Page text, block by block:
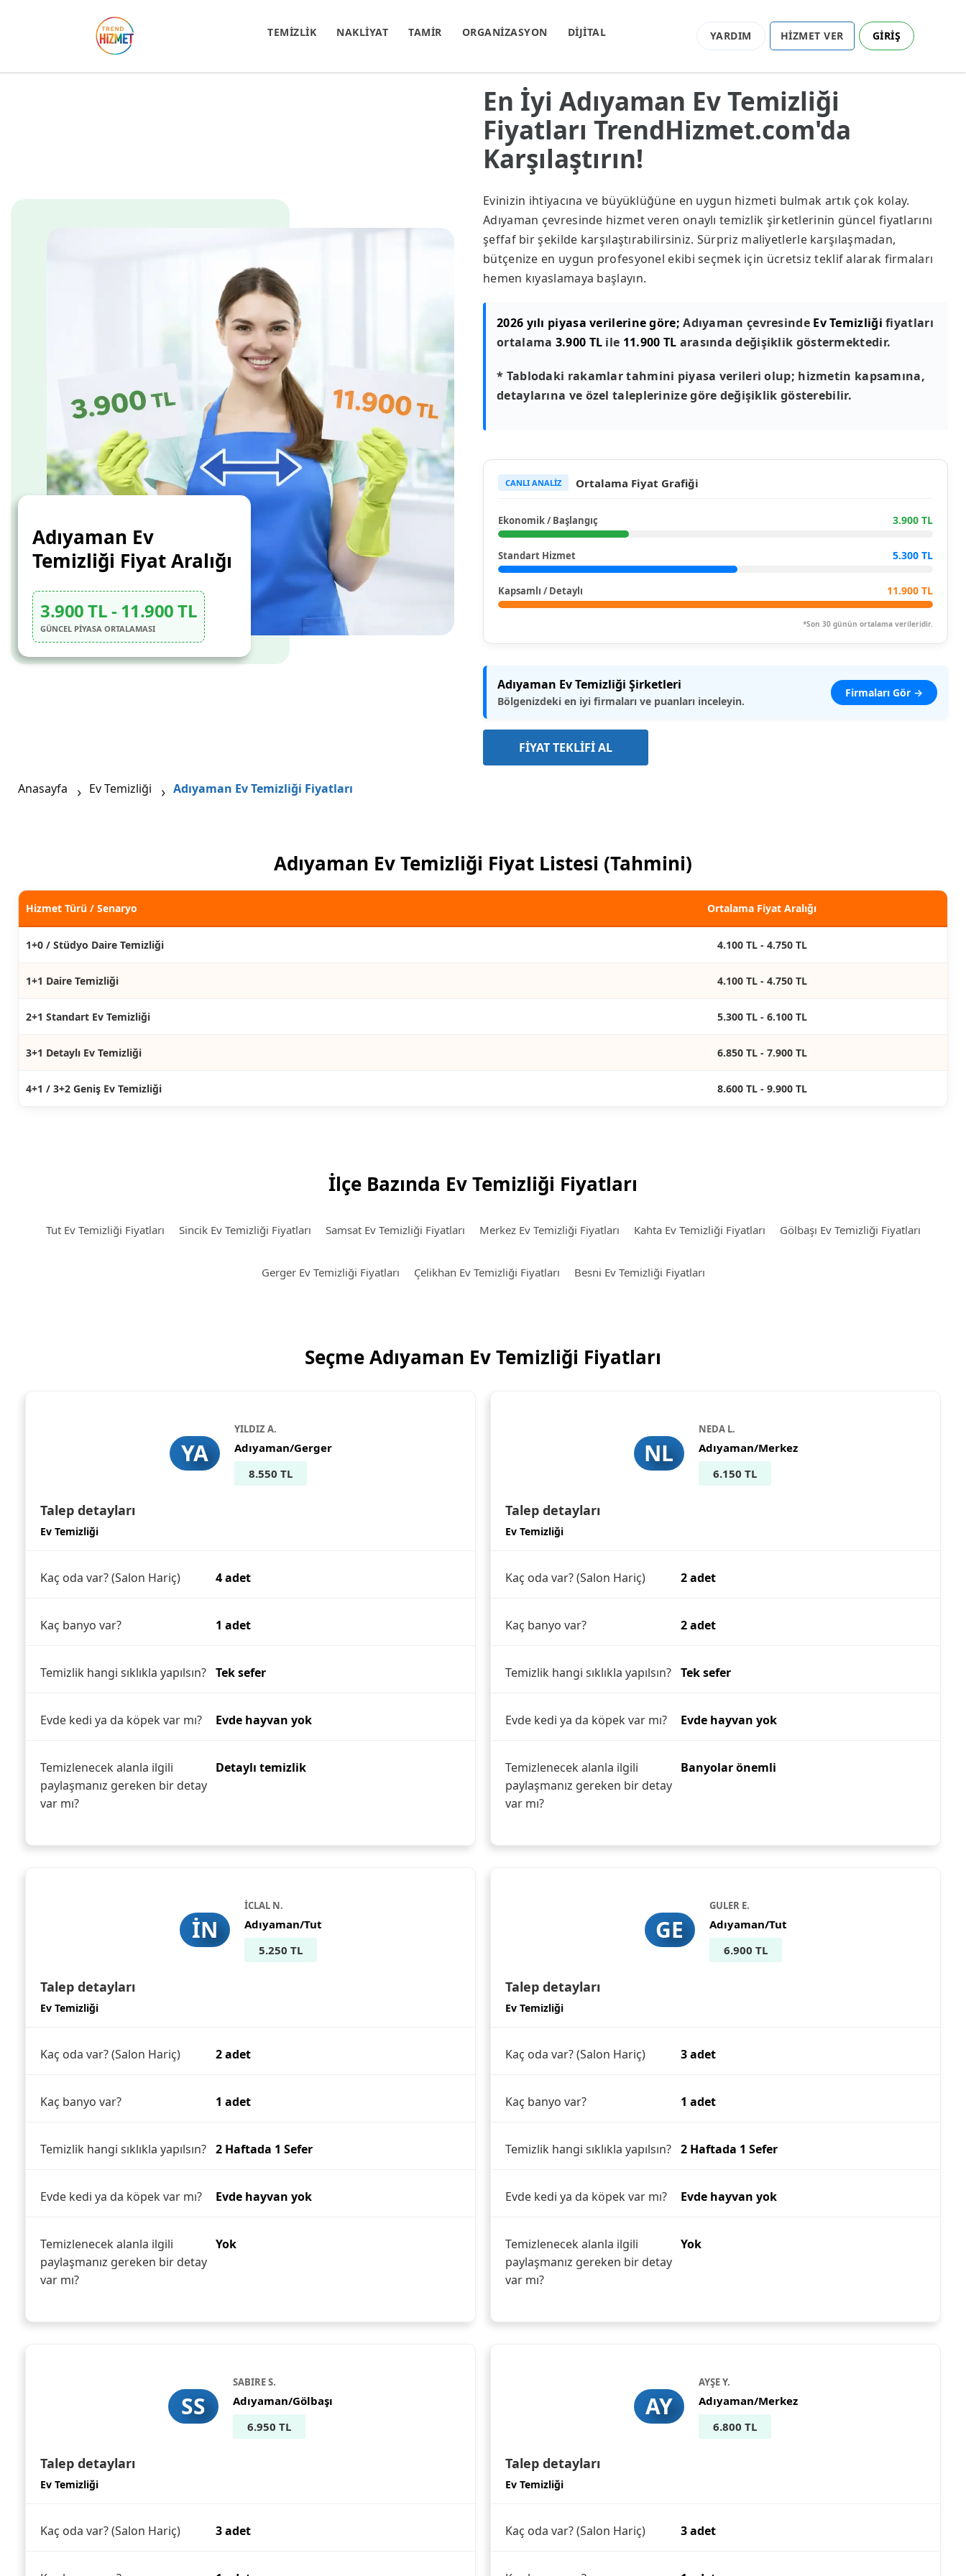
TEMİZLİK NAKLİYAT TAMİR ORGANİZASYON DİJİTAL YARDIM HİZMET VER GİRİŞ
En İyi Adıyaman Ev Temizliği
Fiyatları TrendHizmet.com'da
Karşılaştırın!
Evinizin ihtiyacına ve büyüklüğüne en uygun hizmeti bulmak artık çok kolay.
Adıyaman çevresinde hizmet veren onaylı temizlik şirketlerinin güncel fiyatlarını
şeffaf bir şekilde karşılaştırabilirsiniz. Sürpriz maliyetlerle karşılaşmadan,
bütçenize en uygun profesyonel ekibi seçmek için ücretsiz teklif alarak firmaları
hemen kıyaslamaya başlayın.
2026 yılı piyasa verilerine göre; Adıyaman çevresinde Ev Temizliği fiyatları
ortalama 3.900 TL ile 11.900 TL arasında değişiklik göstermektedir.
* Tablodaki rakamlar tahmini piyasa verileri olup; hizmetin kapsamına,
detaylarına ve özel taleplerinize göre değişiklik gösterebilir.
CANLI ANALİZ Ortalama Fiyat Grafiği
Ekonomik / Başlangıç 3.900 TL
Standart Hizmet 5.300 TL
Kapsamlı / Detaylı 11.900 TL
*Son 30 günün ortalama verileridir.
Adıyaman Ev Temizliği Şirketleri
Bölgenizdeki en iyi firmaları ve puanları inceleyin.
Firmaları Gör →
FİYAT TEKLİFİ AL
Adıyaman Ev
Temizliği Fiyat Aralığı
3.900 TL - 11.900 TL
GÜNCEL PİYASA ORTALAMASI
Anasayfa Ev Temizliği Adıyaman Ev Temizliği Fiyatları
Adıyaman Ev Temizliği Fiyat Listesi (Tahmini)
Hizmet Türü / Senaryo Ortalama Fiyat Aralığı
1+0 / Stüdyo Daire Temizliği 4.100 TL - 4.750 TL
1+1 Daire Temizliği 4.100 TL - 4.750 TL
2+1 Standart Ev Temizliği 5.300 TL - 6.100 TL
3+1 Detaylı Ev Temizliği 6.850 TL - 7.900 TL
4+1 / 3+2 Geniş Ev Temizliği 8.600 TL - 9.900 TL
İlçe Bazında Ev Temizliği Fiyatları
Tut Ev Temizliği Fiyatları Sincik Ev Temizliği Fiyatları Samsat Ev Temizliği Fiyatları Merkez Ev Temizliği Fiyatları Kahta Ev Temizliği Fiyatları Gölbaşı Ev Temizliği Fiyatları
Gerger Ev Temizliği Fiyatları Çelikhan Ev Temizliği Fiyatları Besni Ev Temizliği Fiyatları
Seçme Adıyaman Ev Temizliği Fiyatları
YA
YILDIZ A.
Adıyaman/Gerger
8.550 TL
Talep detayları
Ev Temizliği
Kaç oda var? (Salon Hariç) 4 adet
Kaç banyo var? 1 adet
Temizlik hangi sıklıkla yapılsın? Tek sefer
Evde kedi ya da köpek var mı? Evde hayvan yok
Temizlenecek alanla ilgili
paylaşmanız gereken bir detay
var mı?
Detaylı temizlik
NL
NEDA L.
Adıyaman/Merkez
6.150 TL
Talep detayları
Ev Temizliği
Kaç oda var? (Salon Hariç) 2 adet
Kaç banyo var? 2 adet
Temizlik hangi sıklıkla yapılsın? Tek sefer
Evde kedi ya da köpek var mı? Evde hayvan yok
Temizlenecek alanla ilgili
paylaşmanız gereken bir detay
var mı?
Banyolar önemli
İN
İCLAL N.
Adıyaman/Tut
5.250 TL
Talep detayları
Ev Temizliği
Kaç oda var? (Salon Hariç) 2 adet
Kaç banyo var? 1 adet
Temizlik hangi sıklıkla yapılsın? 2 Haftada 1 Sefer
Evde kedi ya da köpek var mı? Evde hayvan yok
Temizlenecek alanla ilgili
paylaşmanız gereken bir detay
var mı?
Yok
GE
GULER E.
Adıyaman/Tut
6.900 TL
Talep detayları
Ev Temizliği
Kaç oda var? (Salon Hariç) 3 adet
Kaç banyo var? 1 adet
Temizlik hangi sıklıkla yapılsın? 2 Haftada 1 Sefer
Evde kedi ya da köpek var mı? Evde hayvan yok
Temizlenecek alanla ilgili
paylaşmanız gereken bir detay
var mı?
Yok
SS
SABIRE S.
Adıyaman/Gölbaşı
6.950 TL
Talep detayları
Ev Temizliği
Kaç oda var? (Salon Hariç) 3 adet
AY
AYŞE Y.
Adıyaman/Merkez
6.800 TL
Talep detayları
Ev Temizliği
Kaç oda var? (Salon Hariç) 3 adet